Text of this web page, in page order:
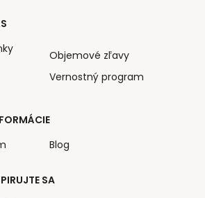
SA
Objemové zľavy
Vernostný program
Blog